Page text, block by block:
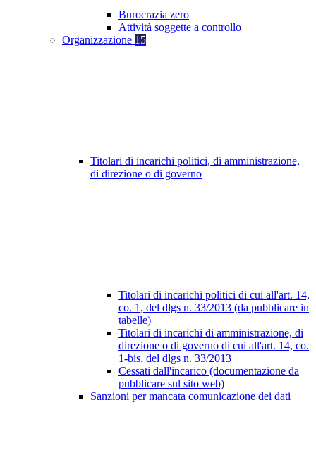
Burocrazia zero
Attività soggette a controllo
Organizzazione 15
Titolari di incarichi politici, di amministrazione,
di direzione o di governo
Titolari di incarichi politici di cui all'art. 14,
co. 1, del dlgs n. 33/2013 (da pubblicare in
tabelle)
Titolari di incarichi di amministrazione, di
direzione o di governo di cui all'art. 14, co.
1-bis, del dlgs n. 33/2013
Cessati dall'incarico (documentazione da
pubblicare sul sito web)
Sanzioni per mancata comunicazione dei dati